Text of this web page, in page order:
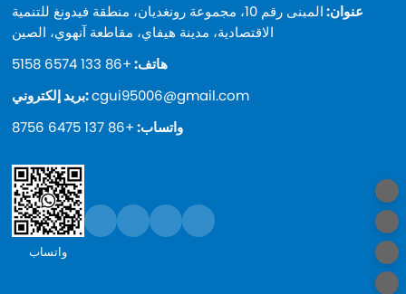
عنوان:
المبنى رقم 10، مجموعة رونغديان، منطقة فيدونغ للتنمية
الاقتصادية، مدينة هيفاي، مقاطعة آنهوي، الصين
هاتف:+86 133 6574 5158
بريد إلكتروني:cgui95006@gmail.com
واتساب:+86 137 6475 8756
واتساب